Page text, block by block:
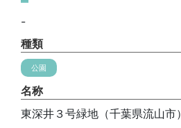
-
種類
公園
名称
東深井３号緑地（千葉県流山市）